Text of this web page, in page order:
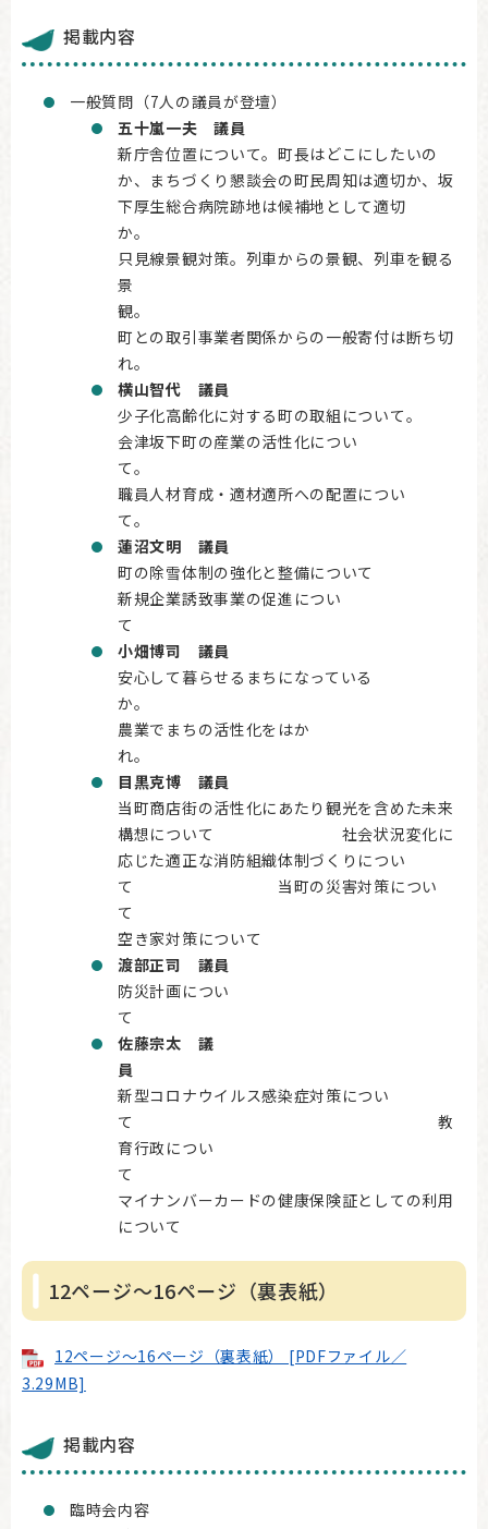
掲載内容
一般質問（7人の議員が登壇）
五十嵐一夫 議員
新庁舎位置について。町長はどこにしたいの
か、まちづくり懇談会の町民周知は適切か、坂
下厚生総合病院跡地は候補地として適切
か
只見線景観対策。列車からの景観、列車を観る
景
観
町との取引事業者関係からの一般寄付は断ち切
れ。
横山智代 議員
少子化高齢化に対する町の取組について。
会津坂下町の産業の活性化につい
職員人材育成・適材適所への配置につい
蓮沼文明 議員
町の除雪体制の強化と整備について
新規企業誘致事業の促進につい
小畑博司 議員
安心して暮らせるまちになっている
農業でまちの活性化をはか
目黒克博 議員
当町商店街の活性化にあたり観光を含めた未来
構想について 社会状況変化に
応じた適正な消防組織体制づくりについ
て 当町の災害対策につい
空き家対策について
渡部正司 議員
防災計画につい
佐藤宗太 議
新型コロナウイルス感染症対策につい
て 教
育行政につい
マイナンバーカードの健康保険証としての利用
について
12ページ～16ページ（裏表紙）
12ページ～16ページ（裏表紙） [PDFファイル／
3.29MB]
掲載内容
臨時会内容